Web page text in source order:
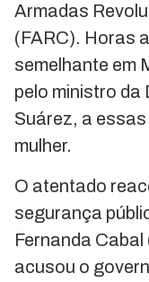
Armadas
(FARC). Horas
semelhante em
pelo ministro da
Suárez, a
mulher.
O atentado
segurança
Fernanda
acusou o